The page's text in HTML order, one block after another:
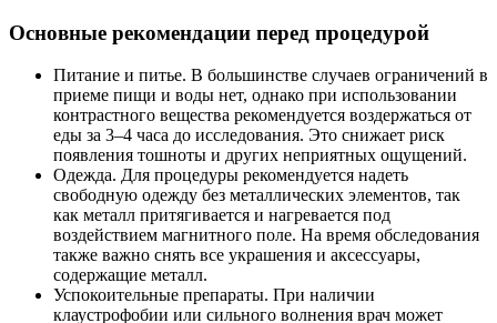
Основные рекомендации перед процедурой
Питание и питье. В большинстве случаев ограничений в
приеме пищи и воды нет, однако при использовании
контрастного вещества рекомендуется воздержаться от
еды за 3–4 часа до исследования. Это снижает риск
появления тошноты и других неприятных ощущений.
Одежда. Для процедуры рекомендуется надеть
свободную одежду без металлических элементов, так
как металл притягивается и нагревается под
воздействием магнитного поле. На время обследования
также важно снять все украшения и аксессуары,
содержащие металл.
Успокоительные препараты. При наличии
клаустрофобии или сильного волнения врач может